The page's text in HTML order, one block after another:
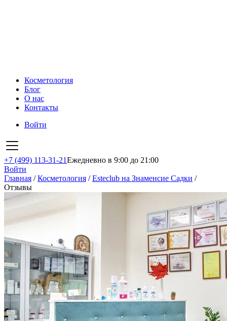
Косметология
Блог
О нас
Контакты
Войти
+7 (499) 113-31-21Ежедневно в 9:00 до 21:00
Войти
Главная /Косметология /Esteclub на Знаменсие Садки /
Отзывы